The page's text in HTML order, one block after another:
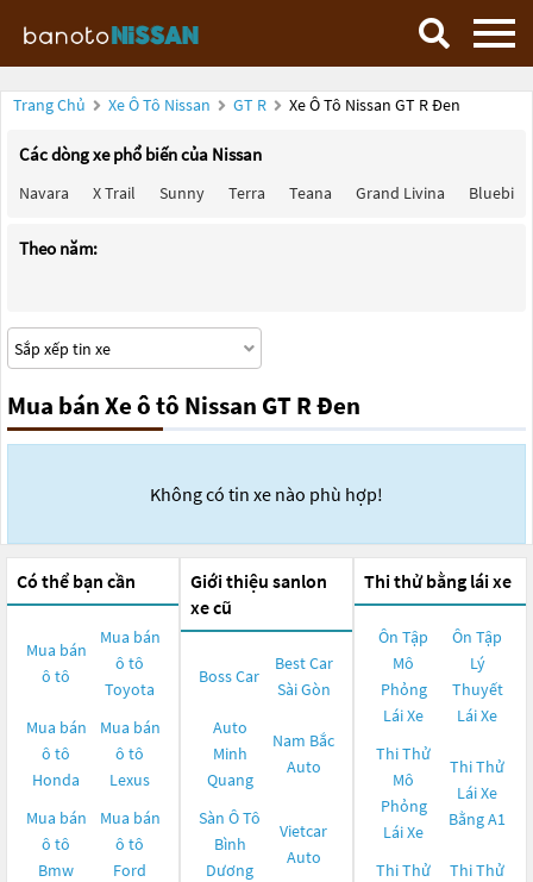
Trang Chủ Xe Ô Tô Nissan GT R Xe Ô Tô Nissan GT R Đen
Các dòng xe phổ biến của Nissan
Navara X Trail Sunny Terra Teana Grand Livina Bluebird
Theo năm:
Mua bán Xe ô tô Nissan GT R Đen
Không có tin xe nào phù hợp!
Có thể bạn cần
Mua bán
ô tô
Mua bán
ô tô
Toyota
Mua bán
ô tô
Honda
Mua bán
ô tô
Lexus
Mua bán
ô tô
Bmw
Mua bán
ô tô
Ford
Giới thiệu sanlon
xe cũ
Boss Car
Best Car
Sài Gòn
Auto
Minh
Quang
Nam Bắc
Auto
Sàn Ô Tô
Bình
Dương
Vietcar
Auto
Thi thử bằng lái xe
Ôn Tập
Mô
Phỏng
Lái Xe
Ôn Tập
Lý
Thuyết
Lái Xe
Thi Thử
Mô
Phỏng
Lái Xe
Thi Thử
Lái Xe
Bằng A1
Thi Thử
Thi Thử